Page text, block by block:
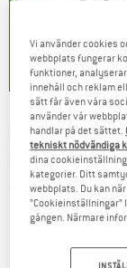
NIKE -
Springskor
(0)
Vi använder cookies
webbplats fungerar
funktioner,
innehåll och reklam
sätt får även våra
använder vår
handlar på det sättet.
tekniskt nödvändiga
dina
kategorier. Ditt
webbplats. Du kan
gången. Närmare